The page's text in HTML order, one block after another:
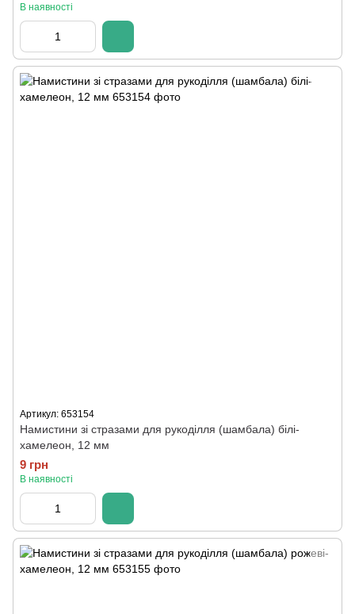
В наявності
Артикул: 653154
Намистини зі стразами для рукоділля (шамбала) білі-
хамелеон, 12 мм
9 грн
В наявності